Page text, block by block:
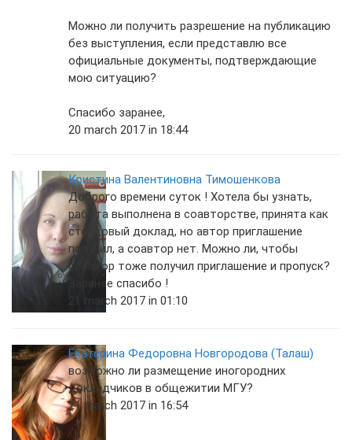
Можно ли получить разрешение на публикацию
без выступления, если представлю все
официальные документы, подтверждающие
мою ситуацию?
Спасибо заранее,
20 march 2017 in 18:44
Кристина Валентиновна Тимошенкова
Доброго времени суток ! Хотела бы узнать,
работа выполнена в соавторстве, принята как
стендовый доклад, но автор приглашение
получил, а соавтор нет. Можно ли, чтобы
соавтор тоже получил приглашение и пропуск?
Заранее спасибо !
21 march 2017 in 01:10
Екатерина Федоровна Новгородова (Талаш)
возможно ли размещение иногородних
докладчиков в общежитии МГУ?
21 march 2017 in 16:54